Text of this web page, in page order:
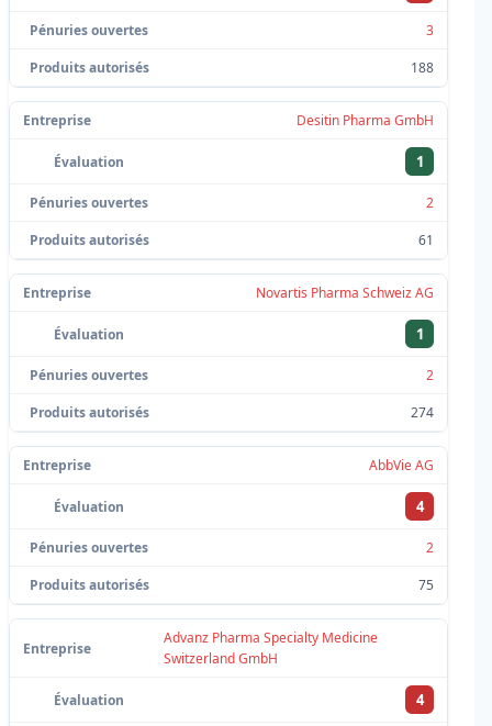
3
188
Desitin Pharma GmbH
1
2
61
Novartis Pharma Schweiz AG
1
2
274
AbbVie AG
4
2
75
Advanz Pharma Specialty Medicine
Switzerland GmbH
4